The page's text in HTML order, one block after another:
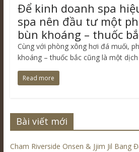
Để kinh doanh spa
spa nên đầu tư một
bùn khoáng – thuốc
Cùng với phòng xông hơi đá muối,
khoáng – thuốc bắc cũng là một
Read more
Bài viết mới
Cham Riverside Onsen & Jjim Jil Bang